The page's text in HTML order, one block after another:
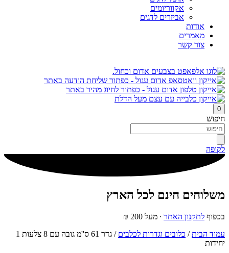
אקווריומים
אביזרים לדגים
אודות
מאמרים
צור קשר
0
חיפוש
לקופה
משלוחים חינם לכל הארץ
בכפוף לתקנון האתר ∙ מעל 200 ₪
עמוד הבית/ כלובים וגדרות לכלבים
/ גדר 61 ס''מ גובה עם 8 צלעות 1
יחידות